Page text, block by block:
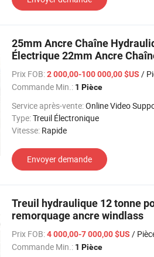
25mm Ancre Chaîne
Électrique 22mm Ancre
Prix FOB:2 000,00-100 000,00 $US /
Commande Min.: 1 Pièce
Service après-vente:Online Video
Type:Treuil Électronique
Vitesse: Rapide
Envoyer demande
Treuil hydraulique 12 tonne
remorquage ancre windlass
Prix FOB:4 000,00-7 000,00 $US /
Commande Min.: 1 Pièce